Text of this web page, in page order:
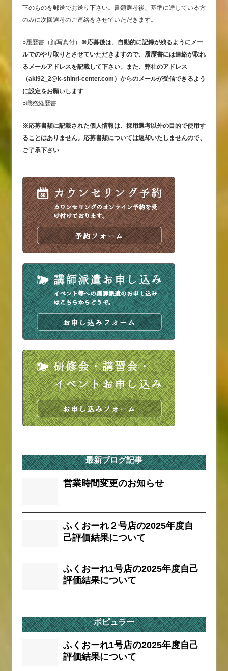
下のものを郵送でお送り下さい。書類選考後、基準に達している方
のみに次回選考のご連絡をさせていただきます。
○履歴書（顔写真付） ※応募後は、自動的に記録が残るようにメー
ルでのやり取りとさせていただきますので、履歴書には連絡が取れ
るメールアドレスを記載して下さい。また、弊社のアドレス
（aki92_2@k-shinri-center.com）からのメールが受信できるよう
に設定をお願いします
○職務経歴書
※応募書類に記載された個人情報は、採用選考以外の目的で使用す
ることはありません。応募書類については返却いたしませんので、
ご了承下さい
最新ブログ記事
営業時間変更のお知らせ
ふくおーれ２号店の2025年度自
己評価結果について
ふくおーれ1号店の2025年度自己
評価結果について
ポピュラー
ふくおーれ1号店の2025年度自己
評価結果について